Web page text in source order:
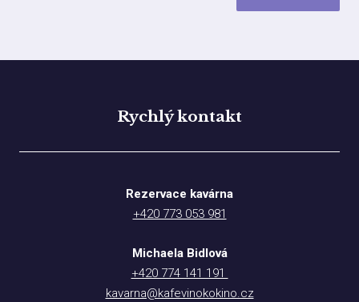
Rychlý kontakt
Rezervace kavárna
+420 773 053 981
Michaela Bidlová
+420 774 141 191
kavarna@kafevinokokino.cz